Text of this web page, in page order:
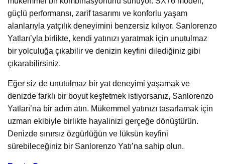
güçlü performansı, zarif tasarımı ve konforlu yaşam
alanlarıyla yatçılık deneyimini benzersiz kılıyor. Sanlorenzo
Yatları’yla birlikte, kendi yatınızı yaratmak için unutulmaz
bir yolculuğa çıkabilir ve denizin keyfini dilediğiniz gibi
çıkarabilirsiniz.
Eğer siz de unutulmaz bir yat deneyimi yaşamak ve
denizde farklı bir boyut keşfetmek istiyorsanız, Sanlorenzo
Yatları’na bir adım atın. Mükemmel yatınızı tasarlamak için
uzman ekibiyle birlikte hayalinizi gerçeğe dönüştürün.
Denizde sınırsız özgürlüğün ve lüksün keyfini
sürebileceğiniz bir Sanlorenzo Yatı’na sahip olun.